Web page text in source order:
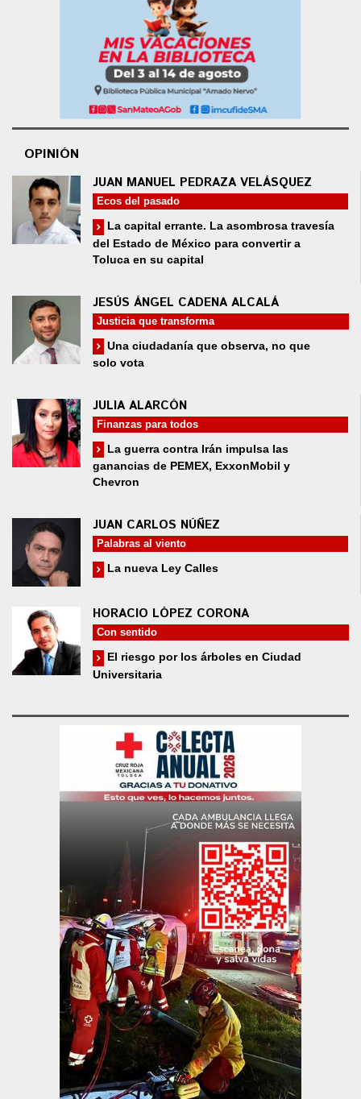
OPINIÓN
JUAN MANUEL PEDRAZA VELÁSQUEZ
Ecos del pasado
La capital errante. La asombrosa travesía
del Estado de México para convertir a
Toluca en su capital
JESÚS ÁNGEL CADENA ALCALÁ
Justicia que transforma
Una ciudadanía que observa, no que
solo vota
JULIA ALARCÓN
Finanzas para todos
La guerra contra Irán impulsa las
ganancias de PEMEX, ExxonMobil y
Chevron
JUAN CARLOS NÚÑEZ
Palabras al viento
La nueva Ley Calles
HORACIO LÓPEZ CORONA
Con sentido
El riesgo por los árboles en Ciudad
Universitaria